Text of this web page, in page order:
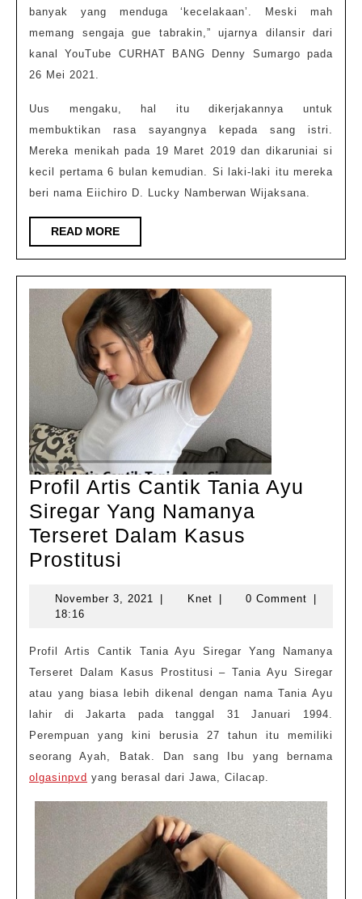
banyak yang menduga ‘kecelakaan’. Meski mah
memang sengaja gue tabrakin,” ujarnya dilansir dari
kanal YouTube CURHAT BANG Denny Sumargo pada
26 Mei 2021.
Uus mengaku, hal itu dikerjakannya untuk
membuktikan rasa sayangnya kepada sang istri.
Mereka menikah pada 19 Maret 2019 dan dikaruniai si
kecil pertama 6 bulan kemudian. Si laki-laki itu mereka
beri nama Eiichiro D. Lucky Namberwan Wijaksana.
READ MOREREAD
MORE
Profil Artis Cantik Tania Ayu
Siregar Yang Namanya
Terseret Dalam Kasus
Prostitusi
Cantik
Ayu
Siregar
Yang
Namanya
Terseret
Dalam
Kasus
Prostitusi
November 3, 2021 November
KnetKnet 0 Comment
18:16
Profil Artis Cantik Tania Ayu Siregar Yang Namanya
Terseret Dalam Kasus Prostitusi – Tania Ayu Siregar
atau yang biasa lebih dikenal dengan nama Tania Ayu
lahir di Jakarta pada tanggal 31 Januari 1994.
Perempuan yang kini berusia 27 tahun itu memiliki
seorang Ayah, Batak. Dan sang Ibu yang bernama
olgasinpvd yang berasal dari Jawa, Cilacap.